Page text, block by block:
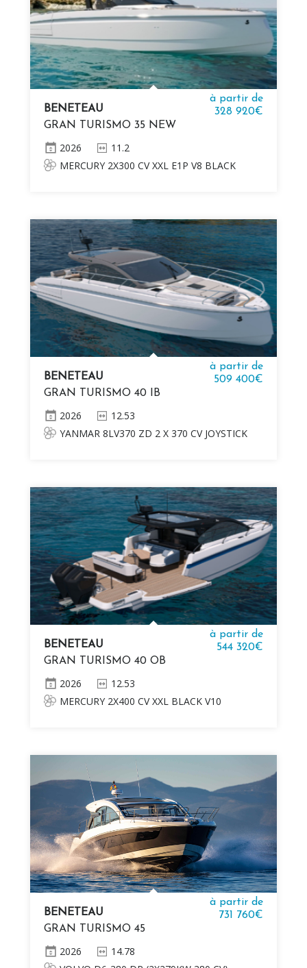
BENETEAU
GRAN TURISMO 35 NEW
à partir de
328 920€
2026
11.2
MERCURY 2X300 CV XXL E1P V8 BLACK
BENETEAU
GRAN TURISMO 40 IB
à partir de
509 400€
2026
12.53
YANMAR 8LV370 ZD 2 X 370 CV JOYSTICK
BENETEAU
GRAN TURISMO 40 OB
à partir de
544 320€
2026
12.53
MERCURY 2X400 CV XXL BLACK V10
BENETEAU
GRAN TURISMO 45
à partir de
731 760€
2026
14.78